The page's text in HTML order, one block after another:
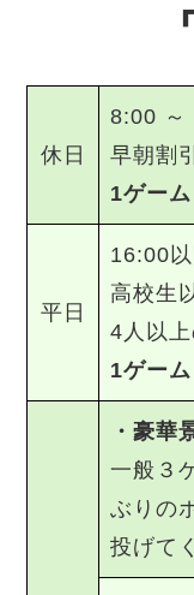
休日
8:00 ～
早朝割
1ゲー
平日
16:00
高校生
4人以
1ゲー
・豪華
一般３
ぶりの
投げて